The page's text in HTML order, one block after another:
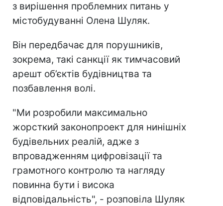
з вирішення проблемних питань у
містобудуванні Олена Шуляк.
Він передбачає для порушників,
зокрема, такі санкції як тимчасовий
арешт об’єктів будівництва та
позбавлення волі.
"Ми розробили максимально
жорсткий законопроект для нинішніх
будівельних реалій, адже з
впровадженням цифровізації та
грамотного контролю та нагляду
повинна бути і висока
відповідальність", - розповіла Шуляк